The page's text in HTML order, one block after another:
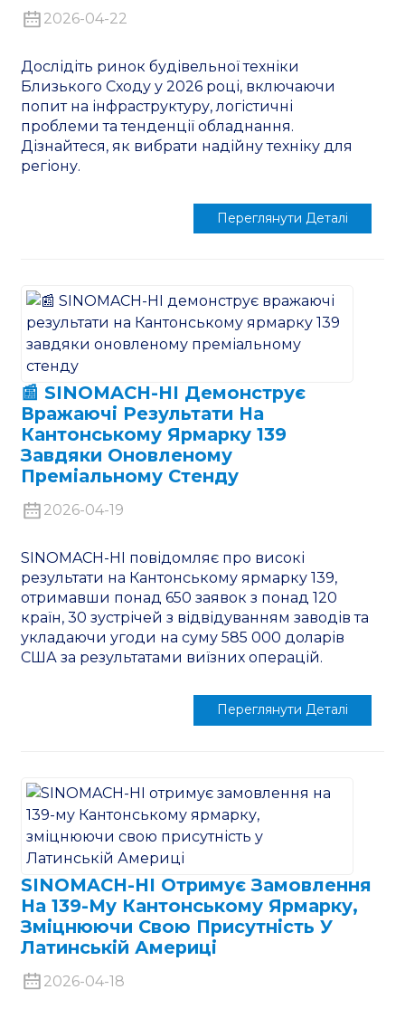
2026-04-22
Дослідіть ринок будівельної техніки
Близького Сходу у 2026 році, включаючи
попит на інфраструктуру, логістичні
проблеми та тенденції обладнання.
Дізнайтеся, як вибрати надійну техніку для
регіону.
Переглянути Деталі
📰 SINOMACH-HI Демонструє
Вражаючі Результати На
Кантонському Ярмарку 139
Завдяки Оновленому
Преміальному Стенду
2026-04-19
SINOMACH-HI повідомляє про високі
результати на Кантонському ярмарку 139,
отримавши понад 650 заявок з понад 120
країн, 30 зустрічей з відвідуванням заводів та
укладаючи угоди на суму 585 000 доларів
США за результатами виїзних операцій.
Переглянути Деталі
SINOMACH-HI Отримує Замовлення
На 139-Му Кантонському Ярмарку,
Зміцнюючи Свою Присутність У
Латинській Америці
2026-04-18